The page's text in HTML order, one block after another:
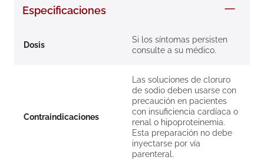
Especificaciones
Dosis
Si los síntomas persisten
consulte a su médico.
Contraindicaciones
Las soluciones de cloruro
de sodio deben usarse con
precaución en pacientes
con insuficiencia cardíaca o
renal o hipoproteinemia.
Esta preparación no debe
inyectarse por vía
parenteral.
10.pañales